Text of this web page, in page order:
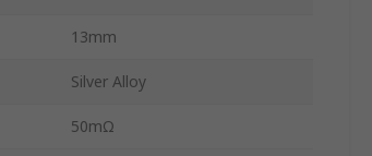
13mm
Silver Alloy
50mΩ